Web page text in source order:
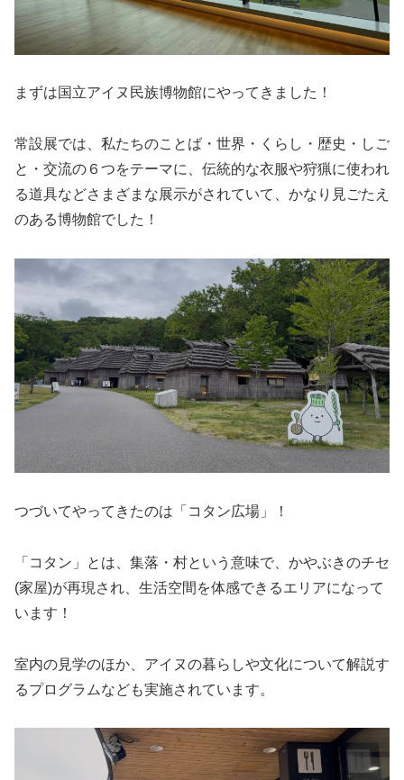
まずは国立アイヌ民族博物館にやってきました！
常設展では、私たちのことば・世界・くらし・歴史・しご
と・交流の６つをテーマに、伝統的な衣服や狩猟に使われ
る道具などさまざまな展示がされていて、かなり見ごたえ
のある博物館でした！
つづいてやってきたのは「コタン広場」！
「コタン」とは、集落・村という意味で、かやぶきのチセ
(家屋)が再現され、⽣活空間を体感できるエリアになって
います！
室内の⾒学のほか、アイヌの暮らしや⽂化について解説す
るプログラムなども実施されています。